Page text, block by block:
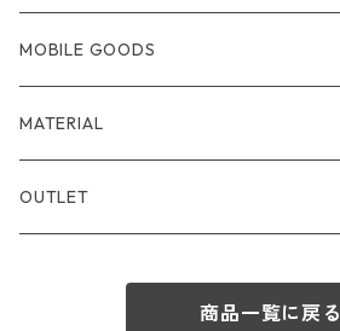
TOTEBAG
SOULDERBAG
HANDBAG
WALLET
CARDCASE・PASSCASE
KEYCASE・COINCASE
MOBILE GOODS
MATERIAL
LEATHER
OUTLET
商品一覧に戻る